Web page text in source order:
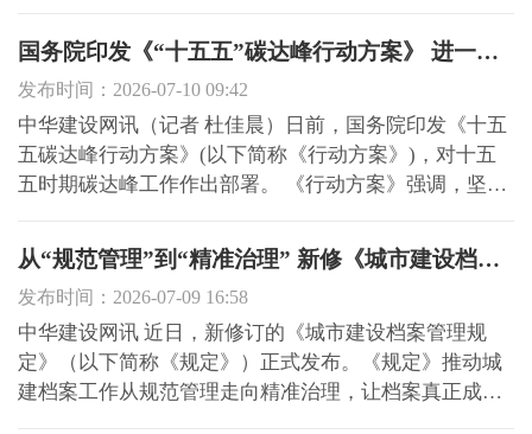
措施，切实守护好人民群众生命财产安全。 在房屋市政
工程安全方面，压实行业监管责任，聚焦深基坑、起重
机械、临建...
国务院印发《“十五五”碳达峰行动方案》 进一步推动碳达峰目标实现
发布时间：2026-07-10 09:42
中华建设网讯（记者 杜佳晨）日前，国务院印发《十五
五碳达峰行动方案》(以下简称《行动方案》)，对十五
五时期碳达峰工作作出部署。 《行动方案》强调，坚持
达峰碳中和战略牵引作用，更好统筹保障能源安全和经
济社会发展，以能源绿色低碳转型为关键，深入推进产
业绿色化、...
从“规范管理”到“精准治理” 新修《城市建设档案管理规定》让数据更真实可信
发布时间：2026-07-09 16:58
中华建设网讯 近日，新修订的《城市建设档案管理规
定》（以下简称《规定》）正式发布。《规定》推动城
建档案工作从规范管理走向精准治理，让档案真正成为